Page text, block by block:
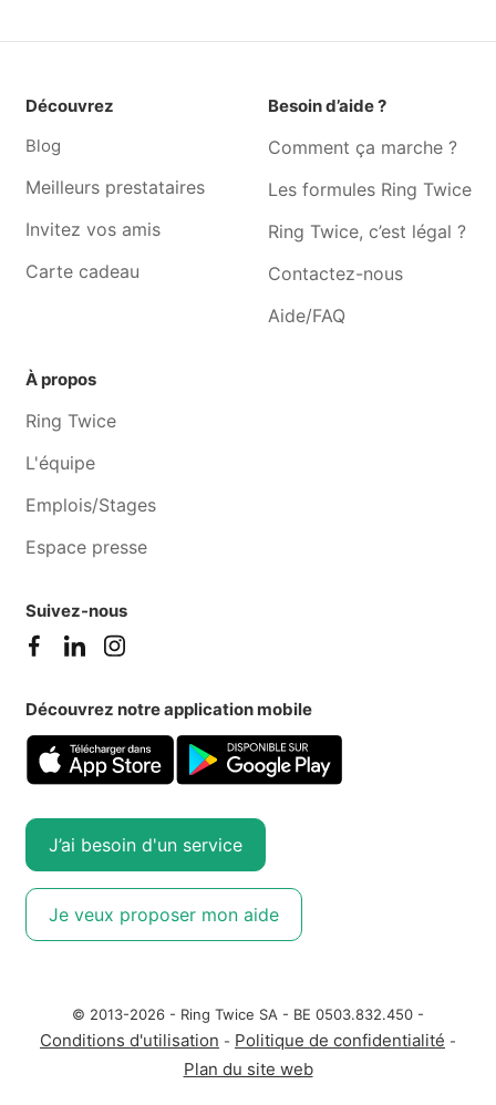
Cours de musique Barchon
Cours de musique Embourg
Cours de musique Sprimont
Cours de musique Boncelles
Cours de musique Esneux
Cours de musique Dalhem
Cours de musique
Cours de musique Alleur
Découvrez
Blog
Meilleurs prestataires
Invitez vos amis
Carte cadeau
Besoin d’aide ?
Comment ça marche ?
Les formules Ring Twice
Ring Twice, c’est légal ?
Contactez-nous
Aide/FAQ
À propos
Ring Twice
L'équipe
Emplois/Stages
Espace presse
Suivez-nous
Découvrez notre application mobile
J’ai besoin d'un service
Je veux proposer mon aide
© 2013-2026 - Ring Twice SA - BE 0503.832.450 -
Conditions d'utilisation - Politique de confidentialité -
Plan du site web